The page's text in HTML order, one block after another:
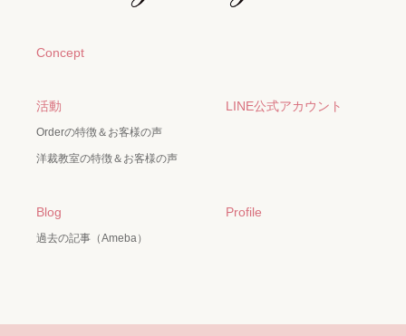
Concept
活動
Orderの特徴＆お客様の声
洋裁教室の特徴＆お客様の声
LINE公式アカウント
Blog
過去の記事（Ameba）
Profile